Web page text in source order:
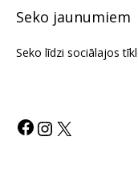
Seko jaunumiem
Seko līdzi sociālajos